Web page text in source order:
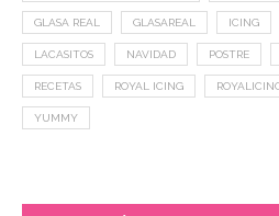
GLASA REAL GLASAREAL ICING
LACASITOS NAVIDAD POSTRE
RECETAS ROYAL ICING
YUMMY